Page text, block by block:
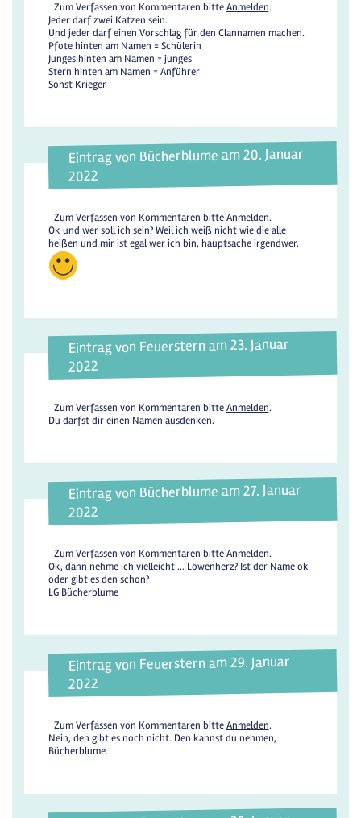
Zum Verfassen von Kommentaren bitteAnmelden.
Jeder darf zwei Katzen sein.
Und jeder darf einen Vorschlag für den Clannamen machen.
Pfote hinten am Namen = Schülerin
Junges hinten am Namen = junges
Stern hinten am Namen = Anführer
Sonst Krieger
Eintrag von Bücherblume am 20. Januar
2022
Zum Verfassen von Kommentaren bitteAnmelden.
Ok und wer soll ich sein? Weil ich weiß nicht wie die alle
heißen und mir ist egal wer ich bin, hauptsache irgendwer.
Eintrag von Feuerstern am 23. Januar
2022
Zum Verfassen von Kommentaren bitteAnmelden.
Du darfst dir einen Namen ausdenken.
Eintrag von Bücherblume am 27. Januar
2022
Zum Verfassen von Kommentaren bitteAnmelden.
Ok, dann nehme ich vielleicht ... Löwenherz? Ist der Name ok
oder gibt es den schon?
LG Bücherblume
Eintrag von Feuerstern am 29. Januar
2022
Zum Verfassen von Kommentaren bitteAnmelden.
Nein, den gibt es noch nicht. Den kannst du nehmen,
Bücherblume.